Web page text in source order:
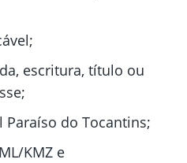
escritura, título ou
do Tocantins;
KMZ e